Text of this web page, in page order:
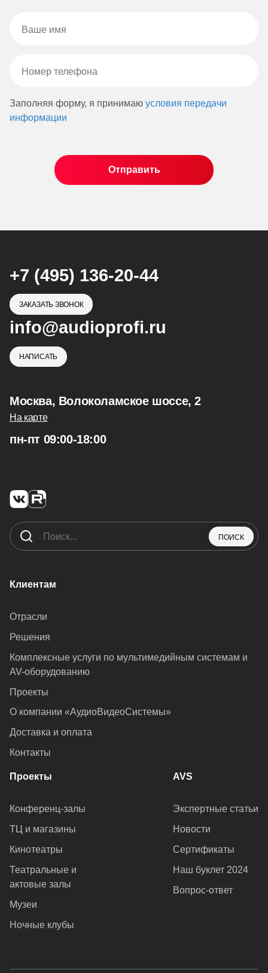
Заполняя форму, я принимаю условия передачи
информации
+7 (495) 136-20-44
ЗАКАЗАТЬ ЗВОНОК
info@audioprofi.ru
НАПИСАТЬ
Москва, Волоколамское шоссе, 2
На карте
пн-пт 09:00-18:00
ПОИСК
Клиентам
Отрасли
Решения
Комплексные услуги по мультимедийным системам и
AV-оборудованию
Проекты
О компании «АудиоВидеоСистемы»
Доставка и оплата
Контакты
Проекты
Конференц-залы
ТЦ и магазины
Кинотеатры
Театральные и
актовые залы
Музеи
Ночные клубы
AVS
Экспертные статьи
Новости
Сертификаты
Наш буклет 2024
Вопрос-ответ